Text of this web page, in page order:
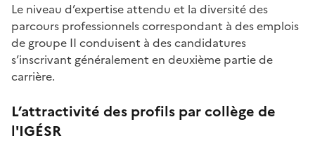
Le niveau d’expertise attendu et la diversité des
parcours professionnels correspondant à des emplois
de groupe II conduisent à des candidatures
s’inscrivant généralement en deuxième partie de
carrière.
L’attractivité des profils par collège de
l'IGÉSR